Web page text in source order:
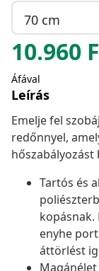
70 cm
10.960
Áfával
Leírás
Emelje fel
redőnnyel,
hőszabályozást
Tartós és
kopásnak.
enyhe
áttörlést